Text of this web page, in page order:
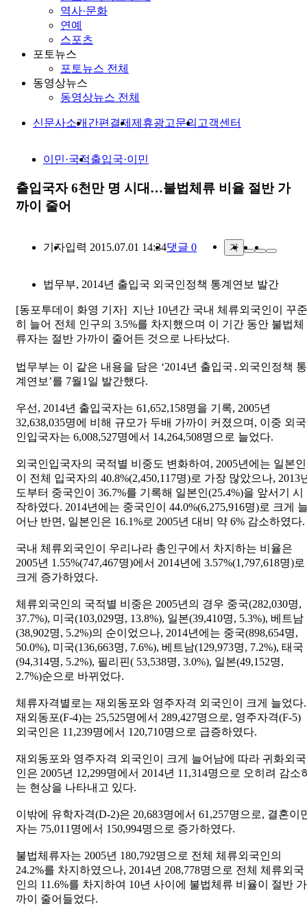
역사·문화
연예
스포츠
포토뉴스
포토뉴스 전체
동영상뉴스
동영상뉴스 전체
신문사소개 간편결제 제휴광고문의 고객센터
이민·국적출입국·이민
출입국자 6천만 명 시대…불법체류 비율 절반 가
까이 줄어
기자입력 2015.07.01 14:34댓글 0 가
법무부, 2014년 출입국 외국인정책 통계연보 발간
[동포투데이 화영 기자] 지난 10년간 국내 체류외국인이 꾸준
히 늘어 전체 인구의 3.5%를 차지했으며 이 기간 동안 불법체
류자는 절반 가까이 줄어든 것으로 나타났다.
법무부는 이 같은 내용을 담은 ‘2014년 출입국․외국인정책 통
계연보’를 7월1일 발간했다.
우선, 2014년 출입국자는 61,652,158명을 기록, 2005년
32,638,035명에 비해 규모가 두배 가까이 커졌으며, 이중 외국
인입국자는 6,008,527명에서 14,264,508명으로 늘었다.
외국인입국자의 국적별 비중도 변화하여, 2005년에는 일본인
이 전체 입국자의 40.8%(2,450,117명)로 가장 많았으나, 2013
도부터 중국인이 36.7%를 기록해 일본인(25.4%)을 앞서기 시
작하였다. 2014년에는 중국인이 44.0%(6,275,916명)로 크게
어난 반면, 일본인은 16.1%로 2005년 대비 약 6% 감소하였다.
국내 체류외국인이 우리나라 총인구에서 차지하는 비율은
2005년 1.55%(747,467명)에서 2014년에 3.57%(1,797,618명)로
크게 증가하였다.
체류외국인의 국적별 비중은 2005년의 경우 중국(282,030명,
37.7%), 미국(103,029명, 13.8%), 일본(39,410명, 5.3%), 베트남
(38,902명, 5.2%)의 순이었으나, 2014년에는 중국(898,654명,
50.0%), 미국(136,663명, 7.6%), 베트남(129,973명, 7.2%), 태국
(94,314명, 5.2%), 필리핀( 53,538명, 3.0%), 일본(49,152명,
2.7%)순으로 바뀌었다.
체류자격별로는 재외동포와 영주자격 외국인이 크게 늘었다.
재외동포(F-4)는 25,525명에서 289,427명으로, 영주자격(F-5)
외국인은 11,239명에서 120,710명으로 급증하였다.
재외동포와 영주자격 외국인이 크게 늘어남에 따라 귀화외국
인은 2005년 12,299명에서 2014년 11,314명으로 오히려 감소
는 현상을 나타내고 있다.
이밖에 유학자격(D-2)은 20,683명에서 61,257명으로, 결혼이
자는 75,011명에서 150,994명으로 증가하였다.
불법체류자는 2005년 180,792명으로 전체 체류외국인의
24.2%를 차지하였으나, 2014년 208,778명으로 전체 체류외국
인의 11.6%를 차지하여 10년 사이에 불법체류 비율이 절반 가
까이 줄어들었다.